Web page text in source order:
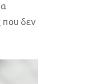
που δεν